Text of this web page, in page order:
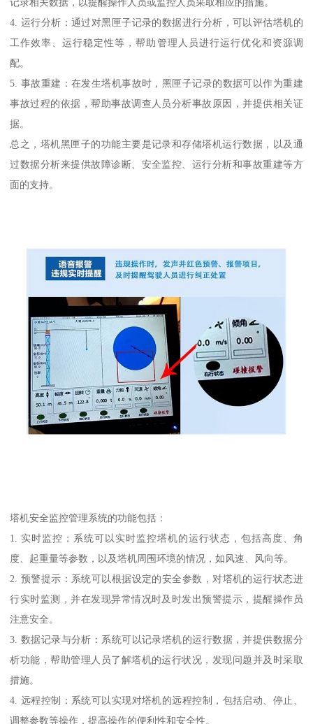
4. 运行分析：通过对黑匣子记录的数据进行分析，可以评估塔机的
工作效率、运行稳定性等，帮助管理人员进行运行优化和资源调
配。
5. 事故重建：在发生塔机事故时，黑匣子记录的数据可以作为重建
事故过程的依据，帮助事故调查人员分析事故原因，并提供相关证
据。
总之，塔机黑匣子的功能主要是记录和存储塔机运行数据，以及通
过数据分析来提供故障诊断、安全监控、运行分析和事故重建等方
面的支持。
塔机安全监控管理系统的功能包括：
1. 实时监控：系统可以实时监控塔机的运行状态，包括高度、角
度、起重量等参数，以及塔机周围环境的情况，如风速、风向等。
2. 预警提示：系统可以根据设定的安全参数，对塔机的运行状态进
行实时监测，并在发现异常情况时及时发出预警提示，提醒操作员
注意安全。
3. 数据记录与分析：系统可以记录塔机的运行数据，并提供数据分
析功能，帮助管理人员了解塔机的运行状况，发现问题并及时采取
措施。
4. 远程控制：系统可以实现对塔机的远程控制，包括启动、停止、
调整参数等操作，提高操作的便利性和安全性。